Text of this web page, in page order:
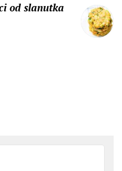
od slanutka